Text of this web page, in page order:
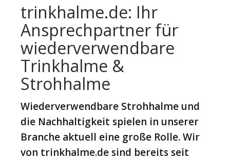
trinkhalme.de: Ihr
Ansprechpartner für
wiederverwendbare
Trinkhalme &
Strohhalme
Wiederverwendbare Strohhalme und
die Nachhaltigkeit spielen in unserer
Branche aktuell eine große Rolle. Wir
von trinkhalme.de sind bereits seit